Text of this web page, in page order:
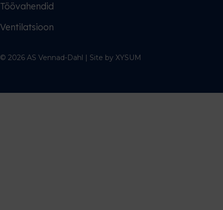
Töövahendid
Ventilatsioon
© 2026 AS Vennad-Dahl | Site by XYSUM